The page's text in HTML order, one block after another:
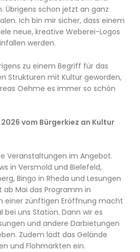
Übrigens schon jetzt an ganz
Ich bin mir sicher, dass einem
neue, kreative Weberei-Logos
werden.
zu einem Begriff für das
Strukturen mit Kultur geworden,
Oehme es immer so schön
vom Bürgerkiez an Kultur
Veranstaltungen im Angebot.
in Versmold und Bielefeld,
Bingo in Rheda und Lesungen
ab Mai das Programm in
einer zünftigen Eröffnung macht
bei uns Station. Dann wir es
und andere Darbietungen
Zudem lädt das Gelände
und Flohmärkten ein.